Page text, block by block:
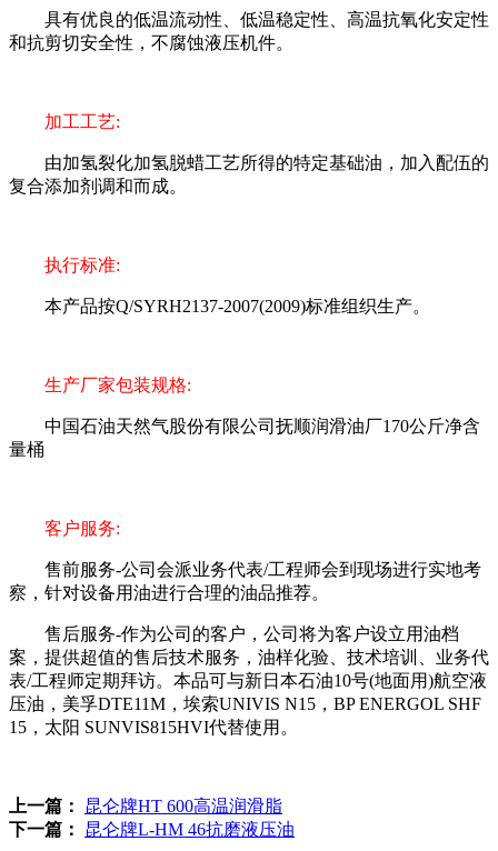
具有优良的低温流动性、低温稳定性、高温抗氧化安定性
和抗剪切安全性，不腐蚀液压机件。
加工工艺:
由加氢裂化加氢脱蜡工艺所得的特定基础油，加入配伍的
复合添加剂调和而成。
执行标准:
本产品按Q/SYRH2137-2007(2009)标准组织生产。
生产厂家包装规格:
中国石油天然气股份有限公司抚顺润滑油厂170公斤净含
量桶
客户服务:
售前服务-公司会派业务代表/工程师会到现场进行实地考
察，针对设备用油进行合理的油品推荐。
售后服务-作为公司的客户，公司将为客户设立用油档
案，提供超值的售后技术服务，油样化验、技术培训、业务代
表/工程师定期拜访。本品可与新日本石油10号(地面用)航空液
压油，美孚DTE11M，埃索UNIVIS N15，BP ENERGOL SHF
15，太阳 SUNVIS815HVI代替使用。
上一篇：
昆仑牌HT 600高温润滑脂
下一篇：
昆仑牌L-HM 46抗磨液压油